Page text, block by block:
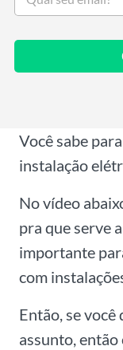
Você sabe
instalação
No vídeo
pra que serve
importante
com
Então, se
assunto,